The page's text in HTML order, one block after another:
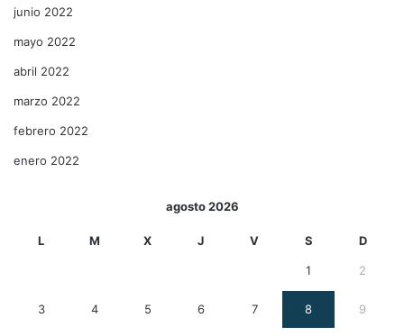
junio 2022
mayo 2022
abril 2022
marzo 2022
febrero 2022
enero 2022
agosto 2026
L M X J V S D
1 2
3 4 5 6 7 8 9